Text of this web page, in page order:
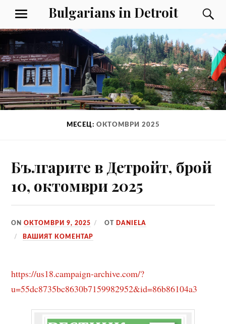
съдържаниетоBulgarians in Detroit
МЕНЮ
МЕСЕЦ: ОКТОМВРИ 2025
Българите в Детройт, брой
10, октомври 2025
ONОКТОМВРИ 9, 2025 ОТ DANIELA
ВАШИЯТ КОМЕНТАР
https://us18.campaign-archive.com/?
u=55dc8735bc8630b7159982952&id=86b86104a3